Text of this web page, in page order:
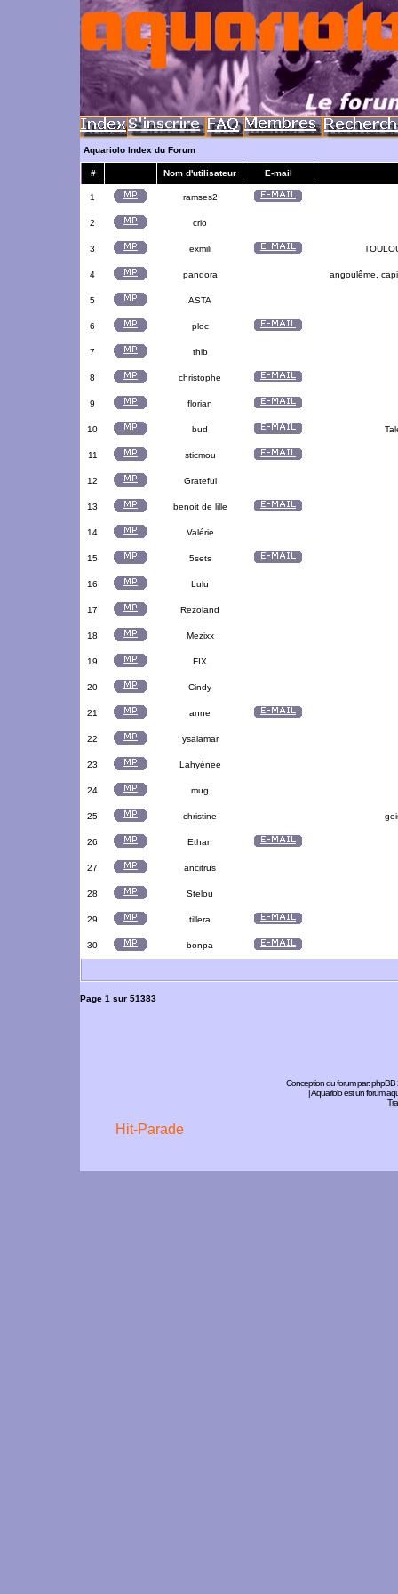
Aquariolo Index du Forum
# Nom d'utilisateur E-mail
1 ramses2
2 crio
3 exmili
4 pandora angoulême,
5 ASTA
6 ploc
7 thib
8 christophe
9 florian
10 bud
11 sticmou
12 Grateful
13 benoit de lille
14 Valérie
15 5sets
16 Lulu
17 Rezoland
18 Mezixx
19 FIX
20 Cindy
21 anne
22 ysalamar
23 Lahyènee
24 mug
25 christine
26 Ethan
27 ancitrus
28 Stelou
29 tillera
30 bonpa
Page 1 sur 51383
Conception du forum par:phpBB
| Aquariolo est un forum